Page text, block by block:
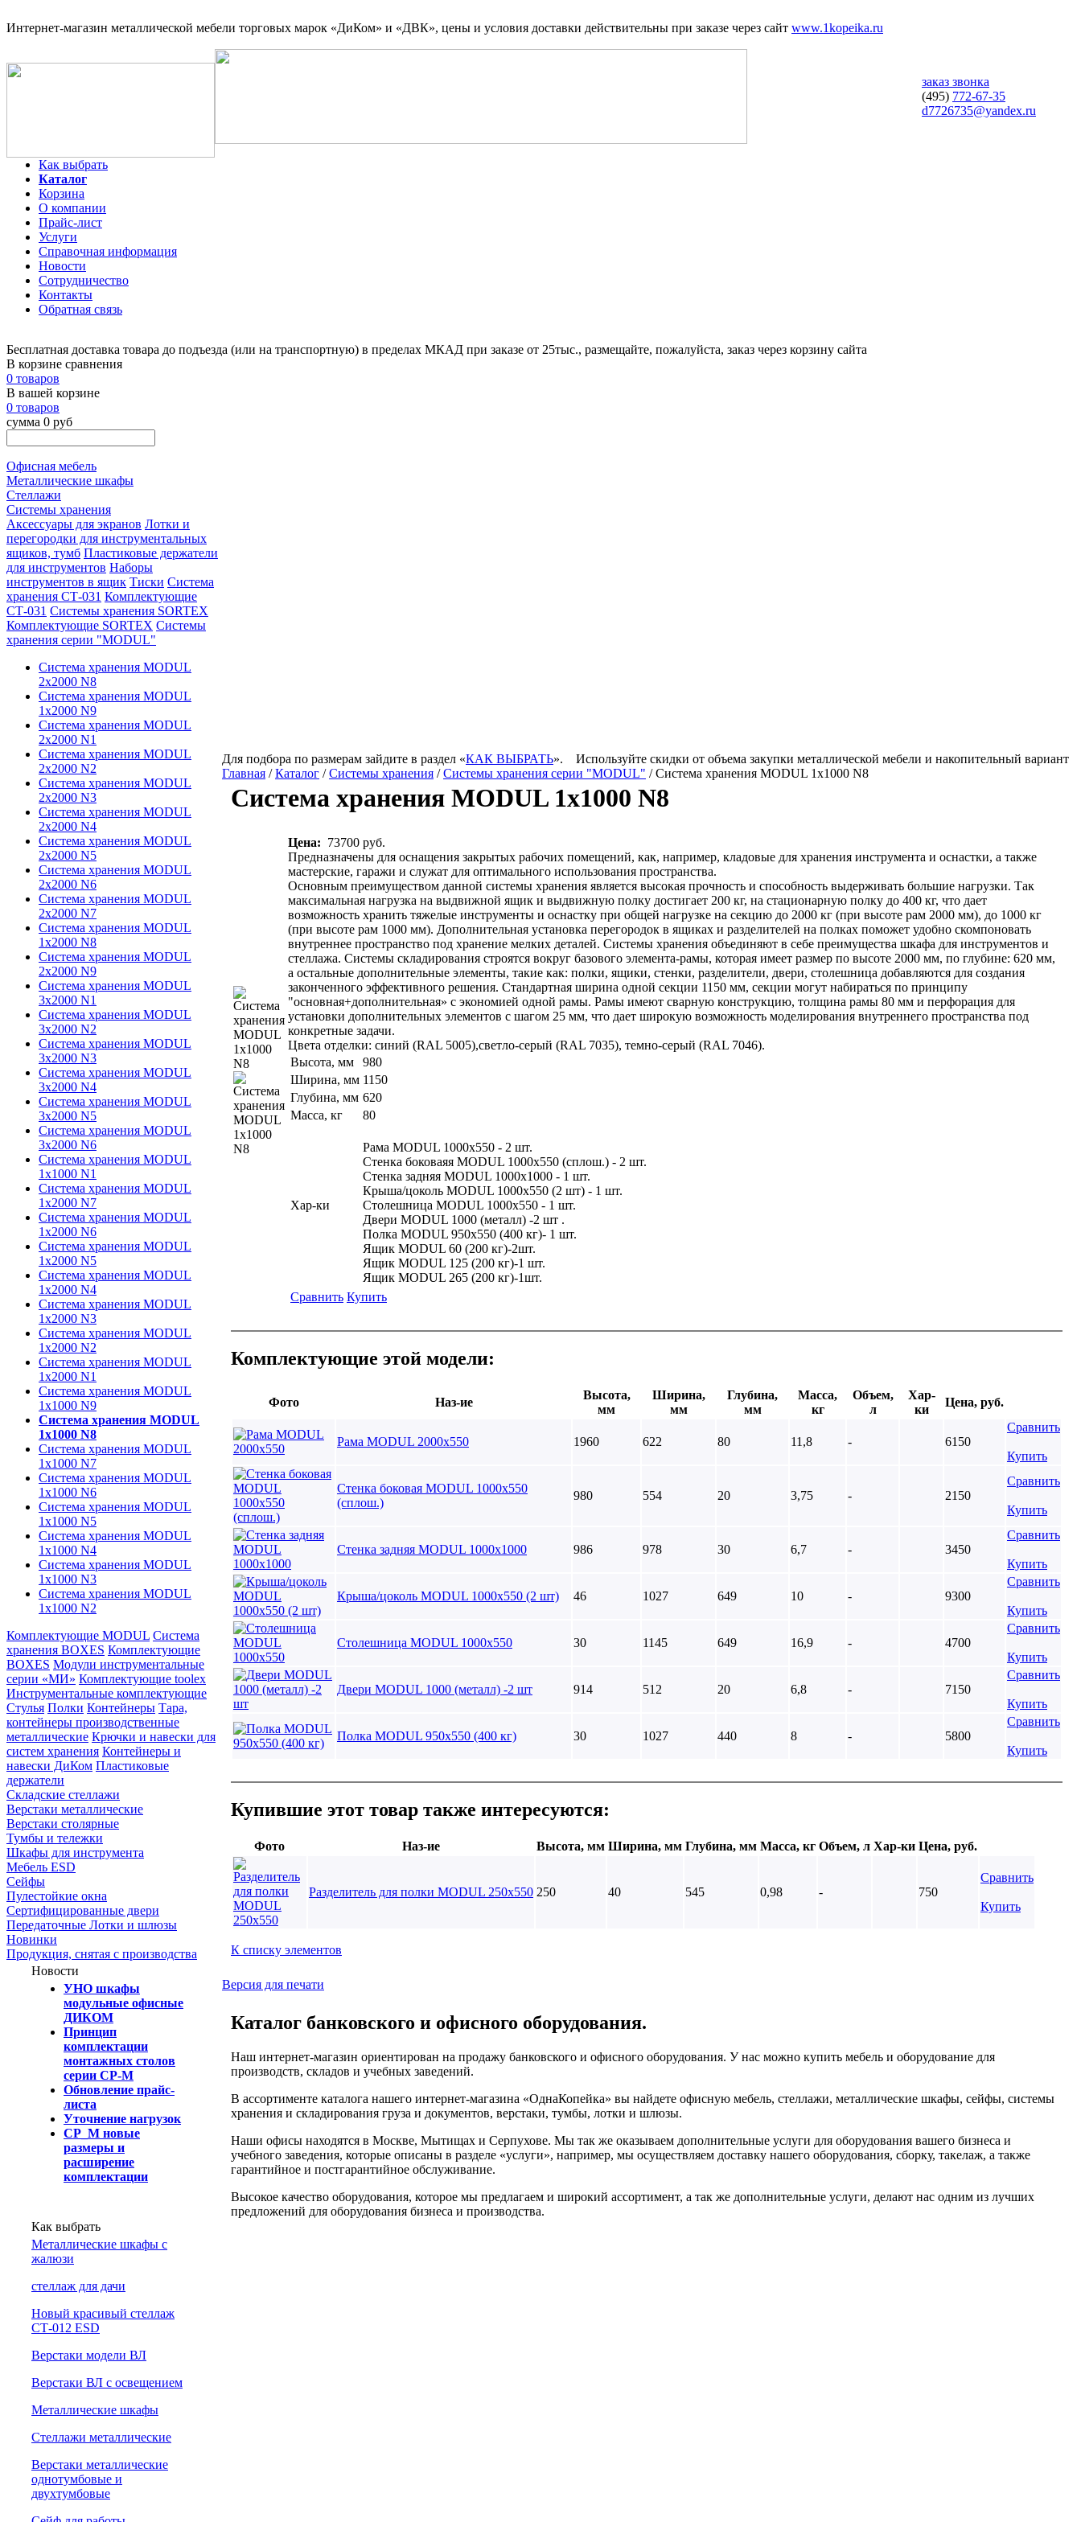
Интернет-магазин металлической мебели торговых марок «ДиКом» и «ДВК», цены и условия доставки действительны при заказе через сайт www.1kopeika.ru
заказ звонка
(495) 772-67-35
d7726735@yandex.ru
Как выбрать
Каталог
Корзина
О компании
Прайс-лист
Услуги
Справочная информация
Новости
Сотрудничество
Контакты
Обратная связь
Бесплатная доставка товара до подъезда (или на транспортную) в пределах МКАД при заказе от 25тыс., размещайте, пожалуйста, заказ через корзину сайта
В корзине сравнения
0 товаров
В вашей корзине
0 товаров
сумма 0 руб
Офисная мебель
Металлические шкафы
Стеллажи
Системы хранения
Аксессуары для экранов Лотки и
перегородки для инструментальных
ящиков, тумб Пластиковые держатели
для инструментов Наборы
инструментов в ящик Тиски Система
хранения СТ-031 Комплектующие
СТ-031 Системы хранения SORTEX
Комплектующие SORTEX Системы
хранения серии "MODUL"
Система хранения MODUL
2х2000 N8
Система хранения MODUL
1х2000 N9
Система хранения MODUL
2х2000 N1
Система хранения MODUL
2х2000 N2
Система хранения MODUL
2х2000 N3
Система хранения MODUL
2х2000 N4
Система хранения MODUL
2х2000 N5
Система хранения MODUL
2х2000 N6
Система хранения MODUL
2х2000 N7
Система хранения MODUL
1х2000 N8
Система хранения MODUL
2х2000 N9
Система хранения MODUL
3х2000 N1
Система хранения MODUL
3х2000 N2
Система хранения MODUL
3х2000 N3
Система хранения MODUL
3х2000 N4
Система хранения MODUL
3х2000 N5
Система хранения MODUL
3х2000 N6
Система хранения MODUL
1х1000 N1
Система хранения MODUL
1х2000 N7
Система хранения MODUL
1х2000 N6
Система хранения MODUL
1х2000 N5
Система хранения MODUL
1х2000 N4
Система хранения MODUL
1х2000 N3
Система хранения MODUL
1х2000 N2
Система хранения MODUL
1х2000 N1
Система хранения MODUL
1х1000 N9
Система хранения MODUL
1х1000 N8
Система хранения MODUL
1х1000 N7
Система хранения MODUL
1х1000 N6
Система хранения MODUL
1х1000 N5
Система хранения MODUL
1х1000 N4
Система хранения MODUL
1х1000 N3
Система хранения MODUL
1х1000 N2
Комплектующие MODUL Система
хранения BOXES Комплектующие
BOXES Модули инструментальные
серии «МИ» Комплектующие toolex
Инструментальные комплектующие
Стулья Полки Контейнеры Тара,
контейнеры производственные
металлические Крючки и навески для
систем хранения Контейнеры и
навески ДиКом Пластиковые
держатели
Складские стеллажи
Верстаки металлические
Верстаки столярные
Тумбы и тележки
Шкафы для инструмента
Мебель ESD
Сейфы
Пулестойкие окна
Сертифицированные двери
Передаточные Лотки и шлюзы
Новинки
Продукция, снятая с производства
Новости
УНО шкафы
модульные офисные
ДИКОМ
Принцип
комплектации
монтажных столов
серии СР-М
Обновление прайс-
листа
Уточнение нагрузок
СР_М новые
размеры и
расширение
комплектации
Как выбрать
Металлические шкафы с
жалюзи
cтеллаж для дачи
Новый красивый стеллаж
СТ-012 ESD
Верстаки модели ВЛ
Верстаки ВЛ с освещением
Металлические шкафы
Стеллажи металлические
Верстаки металлические
однотумбовые и
двухтумбовые
Для подбора по размерам зайдите в раздел «КАК ВЫБРАТЬ».
Используйте скидки от объема закупки металлической мебели и накопительный вариант
Главная /Каталог /Системы хранения /Системы хранения серии "MODUL" / Система хранения MODUL 1х1000 N8
Система хранения MODUL 1х1000 N8
Цена: 73700 руб.
Предназначены для оснащения закрытых рабочих помещений, как, например, кладовые для хранения инструмента и оснастки, а также
мастерские, гаражи и служат для оптимального использования пространства.
Основным преимуществом данной системы хранения является высокая прочность и способность выдерживать большие нагрузки. Так
максимальная нагрузка на выдвижной ящик и выдвижную полку достигает 200 кг, на стационарную полку до 400 кг, что дает
возможность хранить тяжелые инструменты и оснастку при общей нагрузке на секцию до 2000 кг (при высоте рам 2000 мм), до 1000 кг
(при высоте рам 1000 мм). Дополнительная установка перегородок в ящиках и разделителей на полках поможет удобно скомпоновать
внутреннее пространство под хранение мелких деталей. Системы хранения объединяют в себе преимущества шкафа для инструментов и
стеллажа. Системы складирования строятся вокруг базового элемента-рамы, которая имеет размер по высоте 2000 мм, по глубине: 620 мм,
а остальные дополнительные элементы, такие как: полки, ящики, стенки, разделители, двери, столешница добавляются для создания
законченного эффективного решения. Стандартная ширина одной секции 1150 мм, секции могут набираться по принципу
"основная+дополнительная» с экономией одной рамы. Рамы имеют сварную конструкцию, толщина рамы 80 мм и перфорация для
установки дополнительных элементов с шагом 25 мм, что дает широкую возможность моделирования внутреннего пространства под
конкретные задачи.
Цвета отделки: синий (RAL 5005),светло-серый (RAL 7035), темно-серый (RAL 7046).
Высота, мм
980
Ширина, мм 1150
Глубина, мм 620
Масса, кг
80
Хар-ки
Рама MODUL 1000х550 - 2 шт.
Стенка боковаяя MODUL 1000х550 (сплош.) - 2 шт.
Стенка задняя MODUL 1000х1000 - 1 шт.
Крыша/цоколь MODUL 1000х550 (2 шт) - 1 шт.
Столешница MODUL 1000х550 - 1 шт.
Двери MODUL 1000 (металл) -2 шт .
Полка MODUL 950х550 (400 кг)- 1 шт.
Ящик MODUL 60 (200 кг)-2шт.
Ящик MODUL 125 (200 кг)-1 шт.
Ящик MODUL 265 (200 кг)-1шт.
Сравнить Купить
Комплектующие этой модели:
Фото Наз-ие
Высота,
мм
Ширина,
мм
Глубина,
мм
Масса,
кг
Объем,
л
Хар-
ки
Цена, руб.
Рама MODUL 2000х550 1960 622 80 11,8 - 6150
Сравнить
Купить
Стенка боковая MODUL 1000х550
(сплош.)
980 554 20 3,75 - 2150
Сравнить
Купить
Стенка задняя MODUL 1000х1000 986 978 30 6,7 - 3450
Сравнить
Купить
Крыша/цоколь MODUL 1000х550 (2 шт) 46 1027 649 10 - 9300
Сравнить
Купить
Столешница MODUL 1000х550 30 1145 649 16,9 - 4700
Сравнить
Купить
Двери MODUL 1000 (металл) -2 шт 914 512 20 6,8 - 7150
Сравнить
Купить
Полка MODUL 950х550 (400 кг) 30 1027 440 8 - 5800
Сравнить
Купить
Купившие этот товар также интересуются:
Фото Наз-ие Высота, мм Ширина, мм Глубина, мм Масса, кг Объем, л Хар-ки Цена, руб.
Разделитель для полки MODUL 250х550 250 40 545 0,98 - 750
Сравнить
Купить
К списку элементов
Версия для печати
Каталог банковского и офисного оборудования.
Наш интернет-магазин ориентирован на продажу банковского и офисного оборудования. У нас можно купить мебель и оборудование для
производств, складов и учебных заведений.
В ассортименте каталога нашего интернет-магазина «ОднаКопейка» вы найдете офисную мебель, стеллажи, металлические шкафы, сейфы, системы
хранения и складирования груза и документов, верстаки, тумбы, лотки и шлюзы.
Наши офисы находятся в Москве, Мытищах и Серпухове. Мы так же оказываем дополнительные услуги для оборудования вашего бизнеса и
учебного заведения, которые описаны в разделе «услуги», например, мы осуществляем доставку нашего оборудования, сборку, такелаж, а также
гарантийное и постгарантийное обслуживание.
Высокое качество оборудования, которое мы предлагаем и широкий ассортимент, а так же дополнительные услуги, делают нас одним из лучших
предложений для оборудования бизнеса и производства.